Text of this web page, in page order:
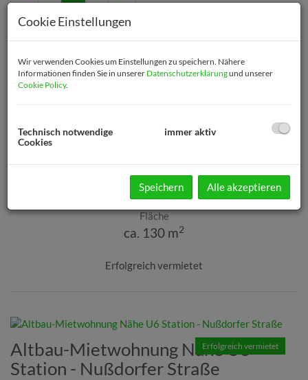
Erfolgreich vermietet
Innenhof-Maisonette-Wohntraum
mit Eigengarten Nähe U3
1140 Wien
Zimmer
4
Fläche
ca. 130 m2
Erfolgreich vermietet
Erfolgreich vermietet
Altbau-Mietwohnung Nähe U6
Station - Nußdorfer Straße
Cookie Einstellungen
Wir verwenden Cookies um Einstellungen zu speichern. Nähere
Informationen finden Sie in unserer Datenschutzerklärungund unserer
Cookie Policy.
Technisch notwendige
Cookies
immer aktiv
Speichern Alle akzeptieren